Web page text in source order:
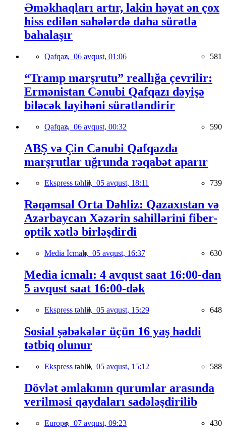
Əməkhaqları artır, lakin həyat ən çox
hiss edilən sahələrdə daha sürətlə
bahalaşır
Qafqaz, 06 avqust, 01:06 581
“Tramp marşrutu” reallığa çevrilir:
Ermənistan Cənubi Qafqazı dəyişə
biləcək layihəni sürətləndirir
Qafqaz, 06 avqust, 00:32 590
ABŞ və Çin Cənubi Qafqazda
marşrutlar uğrunda rəqabət aparır
Ekspress təhlil, 05 avqust, 18:11 739
Rəqəmsal Orta Dəhliz: Qazaxıstan və
Azərbaycan Xəzərin sahillərini fiber-
optik xətlə birləşdirdi
Media İcmalı, 05 avqust, 16:37 630
Media icmalı: 4 avqust saat 16:00-dan
5 avqust saat 16:00-dək
Ekspress təhlil, 05 avqust, 15:29 648
Sosial şəbəkələr üçün 16 yaş həddi
tətbiq olunur
Ekspress təhlil, 05 avqust, 15:12 588
Dövlət əmlakının qurumlar arasında
verilməsi qaydaları sadələşdirilib
Europe, 07 avqust, 09:23 430